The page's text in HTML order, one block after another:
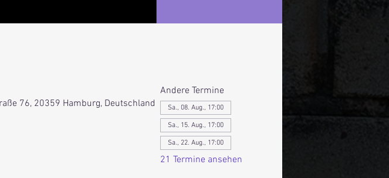
76, 20359 Hamburg, Deutschland
Andere Termine
Sa., 08. Aug., 17:00
Sa., 15. Aug., 17:00
Sa., 22. Aug., 17:00
21 Termine ansehen